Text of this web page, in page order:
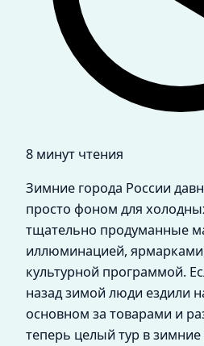
8 минут чтения
Зимние города России
просто фоном для
тщательно продуманные
иллюминацией,
культурной программой.
назад зимой люди ездили
основном за товарами и
теперь целый тур в